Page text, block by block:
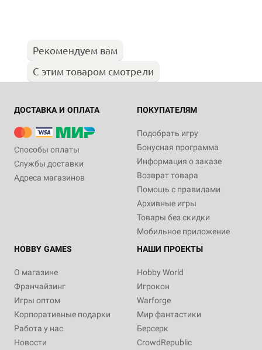
Рекомендуем вам
С этим товаром смотрели
ДОСТАВКА И ОПЛАТА
Способы оплаты
Службы доставки
Адреса магазинов
ПОКУПАТЕЛЯМ
Подобрать игру
Бонусная программа
Информация о заказе
Возврат товара
Помощь с правилами
Архивные игры
Товары без скидки
Мобильное приложение
HOBBY GAMES
О магазине
Франчайзинг
Игры оптом
Корпоративные подарки
Работа у нас
Новости
НАШИ ПРОЕКТЫ
Hobby World
Игрокон
Warforge
Мир фантастики
Берсерк
CrowdRepublic